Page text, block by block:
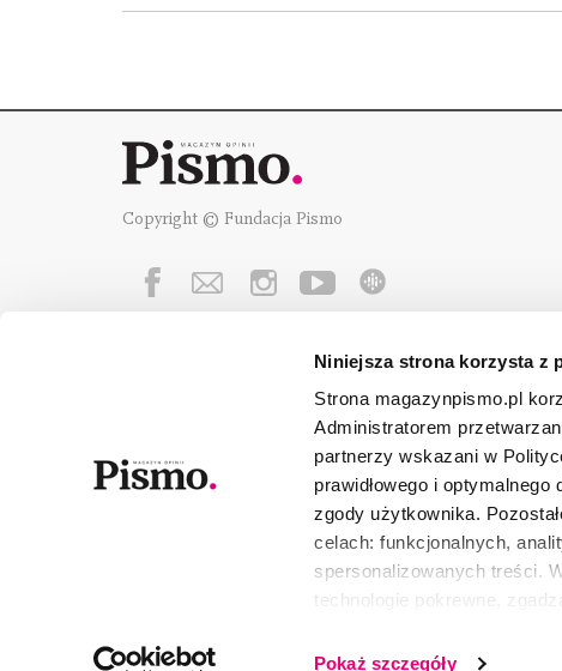
Niniejsza strona korzysta z
Strona magazynpismo.pl
Administratorem
partnerzy wskazani w
prawidłowego i
zgody użytkownika.
celach: funkcjonalnych,
spersonalizowanych treści.
technologie pokrewne,
wszystkie lub niektóre pliki
Pokaż szczegóły
Copyright © Fundacja Pismo
Fundację Pismowspierają: